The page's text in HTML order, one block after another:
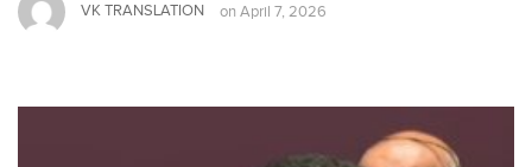
VK TRANSLATION on April 7, 2026